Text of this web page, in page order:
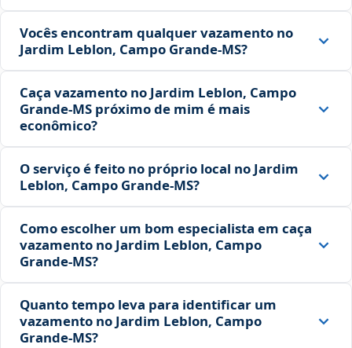
Vocês encontram qualquer vazamento no
Jardim Leblon, Campo Grande‑MS?
Caça vazamento no Jardim Leblon, Campo
Grande‑MS próximo de mim é mais
econômico?
O serviço é feito no próprio local no Jardim
Leblon, Campo Grande‑MS?
Como escolher um bom especialista em caça
vazamento no Jardim Leblon, Campo
Grande‑MS?
Quanto tempo leva para identificar um
vazamento no Jardim Leblon, Campo
Grande‑MS?